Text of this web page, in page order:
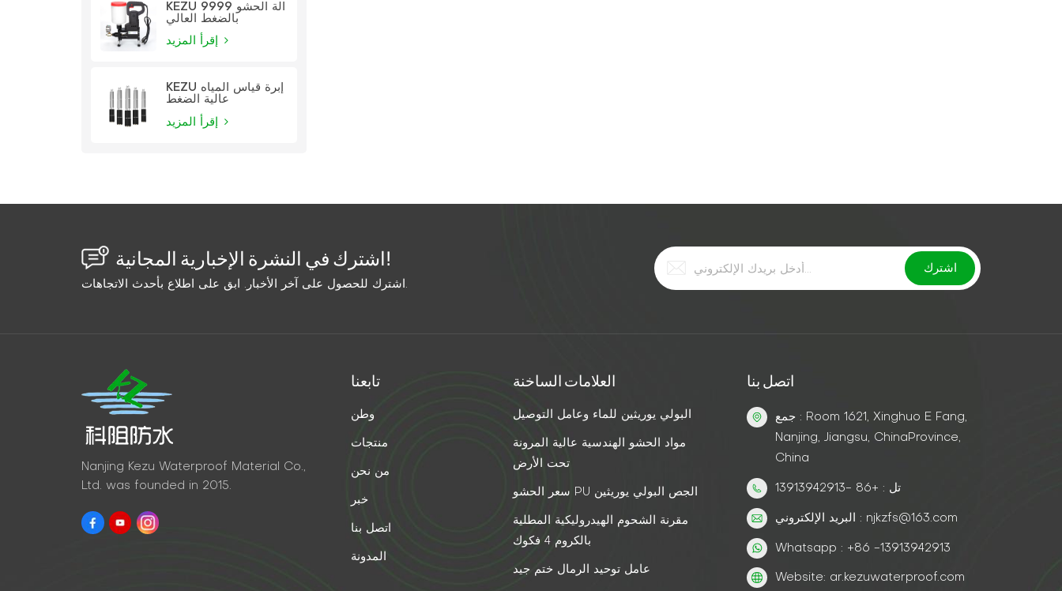
KEZU 9999 آلة الحشو
بالضغط العالي
KEZU إبرة قياس المياه
عالية الضغط
اشترك في النشرة الإخبارية المجانية!
اشترك للحصول على آخر الأخبار. ابق على اطلاع بأحدث الاتجاهات.
Nanjing Kezu Waterproof Material Co.,
Ltd. was founded in 2015.
تابعنا
وطن
منتجات
من نحن
خبر
اتصل بنا
المدونة
العلامات الساخنة
البولي يوريثين للماء وعامل التوصيل
مواد الحشو الهندسية عالية المرونة
تحت الأرض
سعر الحشو PU الجص البولي يوريثين
مقرنة الشحوم الهيدروليكية المطلية
بالكروم 4 فكوك
عامل توحيد الرمال ختم جيد
اتصل بنا
جمع : Room 1621, Xinghuo E Fang,
Nanjing, Jiangsu, ChinaProvince,
China
تل : +86 -13913942913
البريد الإلكتروني : njkzfs@163.com
Whatsapp : +86 -13913942913
Website: ar.kezuwaterproof.com